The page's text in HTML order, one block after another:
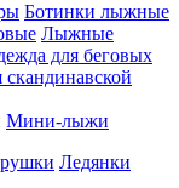
Ботинки лыжные
Лыжные
для беговых
Мини-лыжи
Ледянки